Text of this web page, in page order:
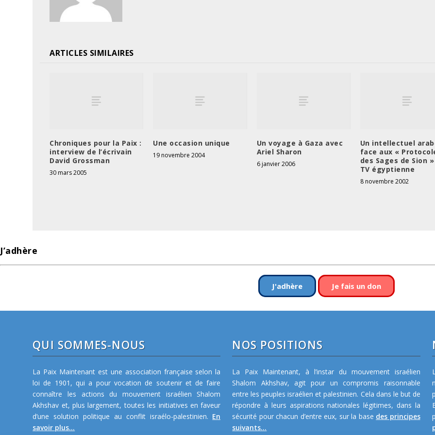
ARTICLES SIMILAIRES
Chroniques pour la Paix :
interview de l’écrivain
David Grossman
30 mars 2005
Une occasion unique
19 novembre 2004
Un voyage à Gaza avec
Ariel Sharon
6 janvier 2006
Un intellectuel
face aux «
des Sages de Sion
TV égyptienne
8 novembre 2002
J’adhère
J'adhère Je fais un don
QUI SOMMES-NOUS
La Paix Maintenant est une association française selon la
loi de 1901, qui a pour vocation de soutenir et de faire
connaître les actions du mouvement israélien Shalom
Akhshav et, plus largement, toutes les initiatives en faveur
d’une solution politique au conflit israélo-palestinien. En
savoir plus...
NOS POSITIONS
La Paix Maintenant, à l’instar du mouvement israélien
Shalom Akhshav, agit pour un compromis raisonnable
entre les peuples israélien et palestinien. Cela dans le but de
répondre à leurs aspirations nationales légitimes, dans la
sécurité pour chacun d’entre eux, sur la base des principes
suivants...